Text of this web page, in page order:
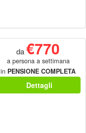
da€770
a persona a settimana
in PENSIONE COMPLETA
Dettagli